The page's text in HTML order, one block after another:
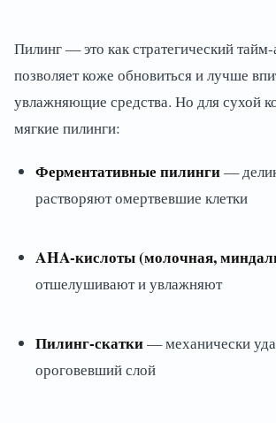
Пилинг — это как стратегический
позволяет коже обновиться и лучше
увлажняющие средства. Но для сухой
мягкие пилинги:
Ферментативные пилинги—
растворяют омертвевшие клетки
AHA-кислоты (молочная,
отшелушивают и увлажняют
Пилинг-скатки— механически
ороговевший слой